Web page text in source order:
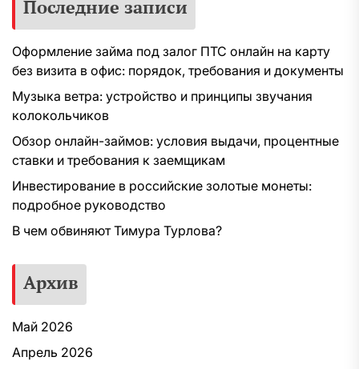
Последние записи
Оформление займа под залог ПТС онлайн на карту
без визита в офис: порядок, требования и документы
Музыка ветра: устройство и принципы звучания
колокольчиков
Обзор онлайн-займов: условия выдачи, процентные
ставки и требования к заемщикам
Инвестирование в российские золотые монеты:
подробное руководство
В чем обвиняют Тимура Турлова?
Архив
Май 2026
Апрель 2026